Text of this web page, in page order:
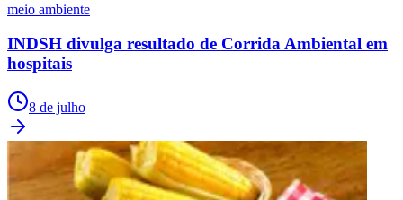
meio ambiente
INDSH divulga resultado de Corrida Ambiental em
hospitais
8 de julho